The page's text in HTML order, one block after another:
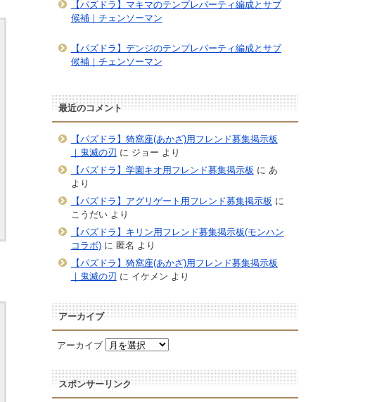
【パズドラ】マキマのテンプレパーティ編成とサブ
候補｜チェンソーマン
【パズドラ】デンジのテンプレパーティ編成とサブ
候補｜チェンソーマン
最近のコメント
【パズドラ】猗窩座(あかざ)用フレンド募集掲示板
｜鬼滅の刃 に ジョー より
【パズドラ】学園キオ用フレンド募集掲示板 に あ
より
【パズドラ】アグリゲート用フレンド募集掲示板 に
こうだいより
【パズドラ】キリン用フレンド募集掲示板(モンハン
コラボ)に 匿名 より
【パズドラ】猗窩座(あかざ)用フレンド募集掲示板
｜鬼滅の刃 に イケメン より
アーカイブ
アーカイブ
スポンサーリンク